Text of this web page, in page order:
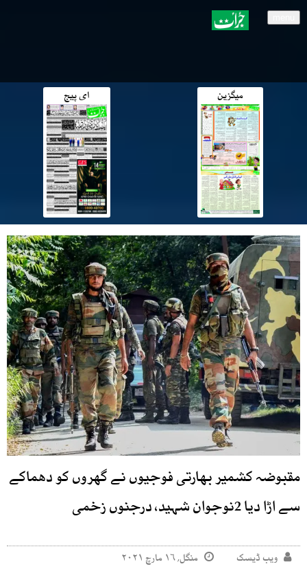
میگزین ای پیج
مقبوضہ کشمیر بھارتی فوجیوں نے گھروں کو دھماکے
سے اڑا دیا 2نوجوان شہید، درجنوں زخمی
ویب ڈیسک منگل, ۱۶ مارچ ۲۰۲۱